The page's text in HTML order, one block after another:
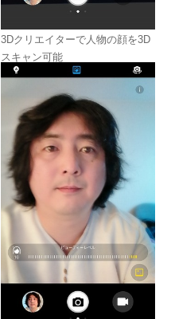
3Dクリエイターで人物の顔を3D
スキャン可能